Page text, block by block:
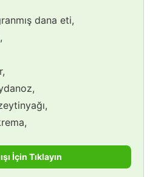
dana eti,
İçin Tıklayın